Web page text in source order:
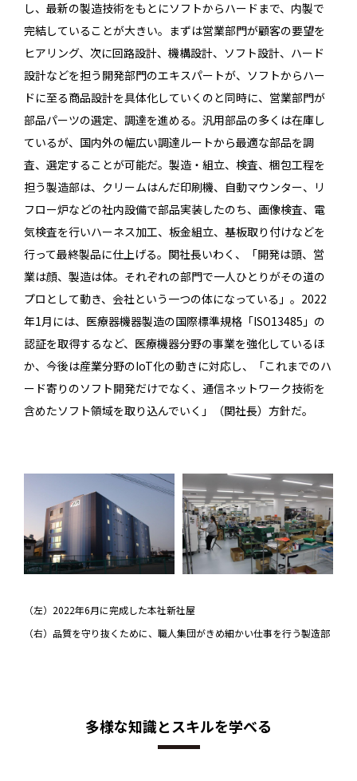
し、最新の製造技術をもとにソフトからハードまで、内製で
完結していることが大きい。まずは営業部門が顧客の要望を
ヒアリング、次に回路設計、機構設計、ソフト設計、ハード
設計などを担う開発部門のエキスパートが、ソフトからハー
ドに至る商品設計を具体化していくのと同時に、営業部門が
部品パーツの選定、調達を進める。汎用部品の多くは在庫し
ているが、国内外の幅広い調達ルートから最適な部品を調
査、選定することが可能だ。製造・組立、検査、梱包工程を
担う製造部は、クリームはんだ印刷機、自動マウンター、リ
フロー炉などの社内設備で部品実装したのち、画像検査、電
気検査を行いハーネス加工、板金組立、基板取り付けなどを
行って最終製品に仕上げる。関社長いわく、「開発は頭、営
業は顔、製造は体。それぞれの部門で一人ひとりがその道の
プロとして動き、会社という一つの体になっている」。2022
年1月には、医療器機器製造の国際標準規格「ISO13485」の
認証を取得するなど、医療機器分野の事業を強化しているほ
か、今後は産業分野のIoT化の動きに対応し、「これまでのハ
ード寄りのソフト開発だけでなく、通信ネットワーク技術を
含めたソフト領域を取り込んでいく」（関社長）方針だ。
（左）2022年6月に完成した本社新社屋
（右）品質を守り抜くために、職人集団がきめ細かい仕事を行う製造部
多様な知識とスキルを学べる